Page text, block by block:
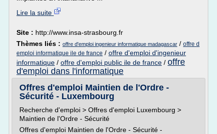
Lire la suite
Site : http://www.insa-strasbourg.fr
Thèmes liés : offre d'emploi ingenieur informatique madagascar / offre d
emploi informatique ile de france / offre d'emploi d'ingenieur
informatique / offre d'emploi public ile de france / offre
d'emploi dans l'informatique
Offres d'emploi Maintien de l'Ordre -
Sécurité - Luxembourg
Recherche d'emploi > Offres d'emploi Luxembourg >
Maintien de l'Ordre - Sécurité
Offres d'emploi Maintien de l'Ordre - Sécurité -